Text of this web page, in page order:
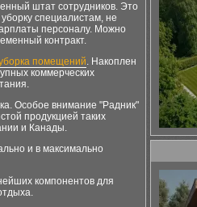
штат сотрудников. Это
специалистам, не
персоналу. Можно
контракт.
помещений. Накоплен
коммерческих
Особое внимание "Радник"
продукцией таких
и Канады.
и в максимально
компонентов для